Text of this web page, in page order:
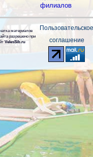
филиалов
материалов
разрешено при
VelesSib.ru
соглашение